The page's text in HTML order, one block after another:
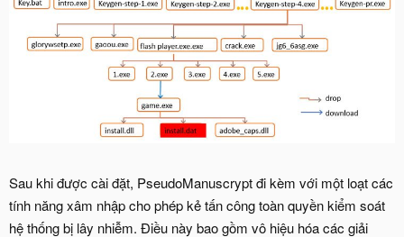
Sau khi được cài đặt, PseudoManuscrypt đi kèm với một loạt các
tính năng xâm nhập cho phép kẻ tấn công toàn quyền kiểm soát
hệ thống bị lây nhiễm. Điều này bao gồm vô hiệu hóa các giải